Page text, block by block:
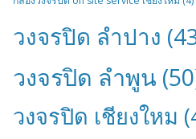
วงจรปิด ลำปาง
วงจรปิด ลำพูน
วงจรปิด เชียงใหม